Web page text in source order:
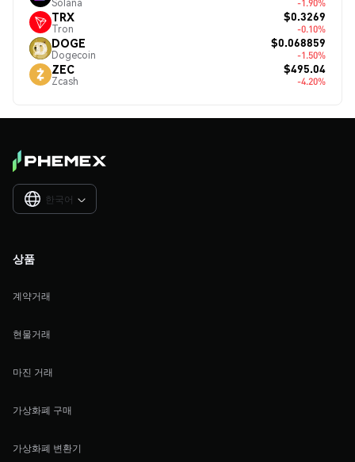
Solana -1.90%
TRX
Tron
$0.3269
-0.10%
DOGE
Dogecoin
$0.068859
-1.50%
ZEC
Zcash
$495.04
-4.20%
한국어 
상품
계약거래
현물거래
마진 거래
가상화폐 구매
가상화폐 변환기